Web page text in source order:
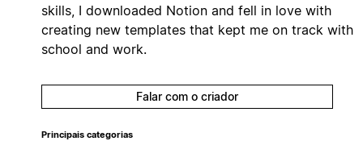
skills, I downloaded Notion and fell in love with
creating new templates that kept me on track with
school and work.
Falar com o criador
Principais categorias